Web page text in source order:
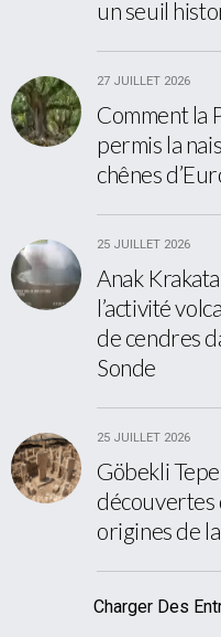
un seuil
27 JUILLET 2026
Comment la
permis la
chênes
25 JUILLET 2026
Anak
l’activité
de cendres
Sonde
25 JUILLET 2026
Göbekli
origines de
Charger Des